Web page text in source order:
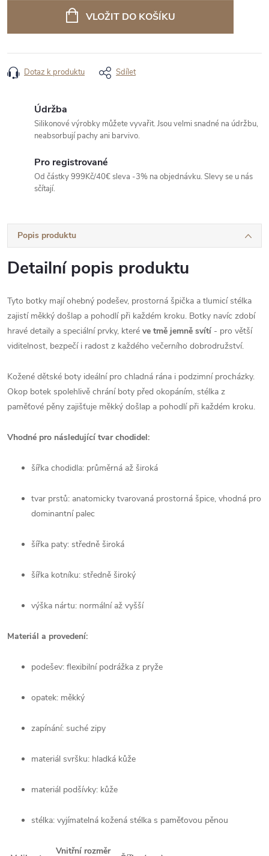
VLOŽIT DO KOŠÍKU
Dotaz k produktu Sdílet
Údržba
Silikonové výrobky můžete vyvařit. Jsou velmi snadné na údržbu,
neabsorbují pachy ani barvivo.
Pro registrované
Od částky 999Kč/40€ sleva -3% na objednávku. Slevy se u nás
sčítají.
Popis produktu
Detailní popis produktu
Tyto botky mají ohebný podešev, prostorná špička a tlumicí stélka
zajistí měkký došlap a pohodlí při každém kroku. Botky navíc zdobí
hravé detaily a speciální prvky, které ve tmě jemně svítí - pro větší
viditelnost, bezpečí i radost z každého večerního dobrodružství.
Kožené dětské boty ideální pro chladná rána i podzimní procházky.
Okop botek spolehlivě chrání boty před okopáním, stélka z
paměťové pěny zajišťuje měkký došlap a pohodlí při každém kroku.
Vhodné pro následující tvar chodidel:
šířka chodidla: průměrná až široká
tvar prstů: anatomicky tvarovaná prostorná špice, vhodná pro
dominantní palec
šířka paty: středně široká
šířka kotníku: středně široký
výška nártu: normální až vyšší
Materiál a provedení:
podešev: flexibilní podrážka z pryže
opatek: měkký
zapínání: suché zipy
materiál svršku: hladká kůže
materiál podšívky: kůže
stélka: vyjímatelná kožená stélka s paměťovou pěnou
Vnitřní rozměr